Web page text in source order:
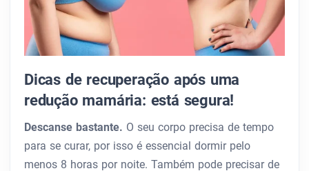
Dicas de recuperação após uma
redução mamária: está segura!
Descanse bastante. O seu corpo precisa de tempo
para se curar, por isso é essencial dormir pelo
menos 8 horas por noite. Também pode precisar de